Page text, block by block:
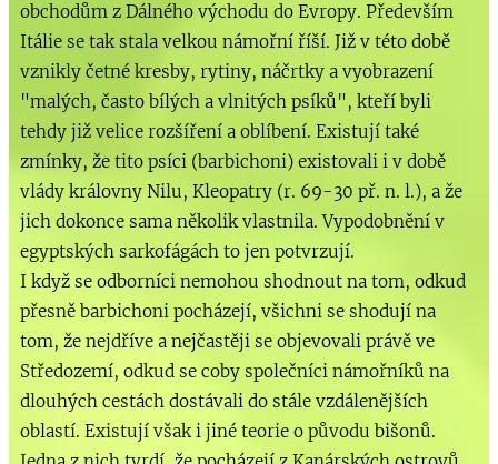
obchodům z Dálného východu do Evropy. Především
Itálie se tak stala velkou námořní říší. Již v této době
vznikly četné kresby, rytiny, náčrtky a vyobrazení
"malých, často bílých a vlnitých psíků", kteří byli
tehdy již velice rozšíření a oblíbení. Existují také
zmínky, že tito psíci (barbichoni) existovali i v době
vlády královny Nilu, Kleopatry (r. 69-30 př. n. l.), a že
jich dokonce sama několik vlastnila. Vypodobnění v
egyptských sarkofágách to jen potvrzují.
I když se odborníci nemohou shodnout na tom, odkud
přesně barbichoni pocházejí, všichni se shodují na
tom, že nejdříve a nejčastěji se objevovali právě ve
Středozemí, odkud se coby společníci námořníků na
dlouhých cestách dostávali do stále vzdálenějších
oblastí. Existují však i jiné teorie o původu bišonů.